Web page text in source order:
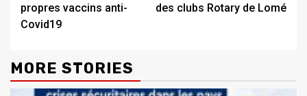
propres vaccins anti-
Covid19
des clubs Rotary de Lomé
MORE STORIES